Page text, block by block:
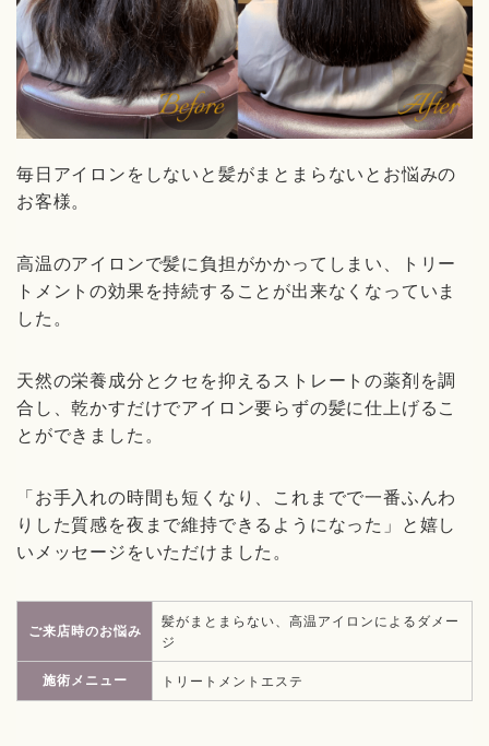
毎日アイロンをしないと髪がまとまらないとお悩みの
お客様。
高温のアイロンで髪に負担がかかってしまい、トリー
トメントの効果を持続することが出来なくなっていま
した。
天然の栄養成分とクセを抑えるストレートの薬剤を調
合し、乾かすだけでアイロン要らずの髪に仕上げるこ
とができました。
「お手入れの時間も短くなり、これまでで一番ふんわ
りした質感を夜まで維持できるようになった」と嬉し
いメッセージをいただけました。
ご来店時のお悩み
髪がまとまらない、高温アイロンによるダメー
ジ
施術メニュー トリートメントエステ